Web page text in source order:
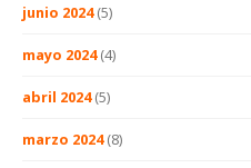
junio 2024(5)
mayo 2024(4)
abril 2024(5)
marzo 2024(8)